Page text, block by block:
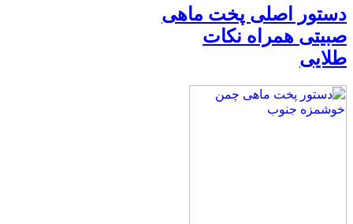
دستور اصلی پخت ماهی
صبیتی همراه نکات
طلایی